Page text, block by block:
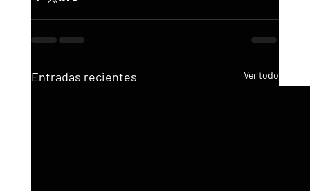
Entradas recientes Ver todo